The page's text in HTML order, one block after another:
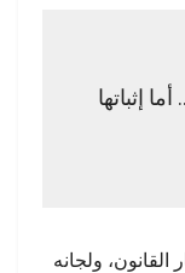
إثباتها
ولجانه